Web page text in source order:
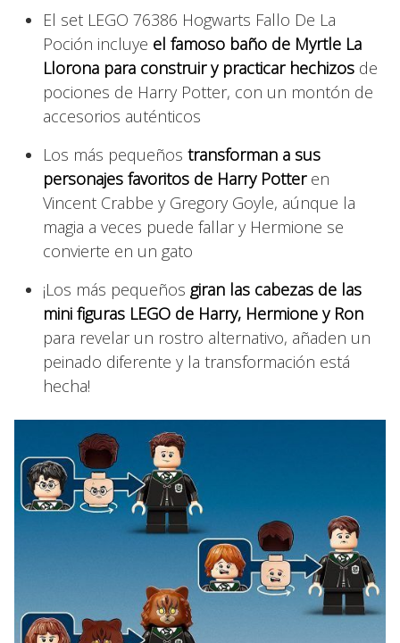
El set LEGO 76386 Hogwarts Fallo De La
Poción incluye el famoso baño de Myrtle La
Llorona para construir y practicar hechizos de
pociones de Harry Potter, con un montón de
accesorios auténticos
Los más pequeños transforman a sus
personajes favoritos de Harry Potteren
Vincent Crabbe y Gregory Goyle, aúnque la
magia a veces puede fallar y Hermione se
convierte en un gato
¡Los más pequeños giran las cabezas de las
mini figuras LEGO de Harry, Hermione y Ron
para revelar un rostro alternativo, añaden un
peinado diferente y la transformación está
hecha!